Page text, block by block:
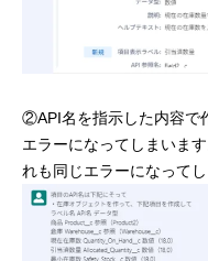
②API名を指示した内容で
エラーになってしまいま
れも同じエラーになってし